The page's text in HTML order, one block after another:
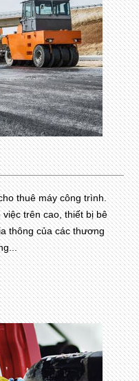
thuê máy công trình.
trên cao, thiết bị bê
thông của các thương